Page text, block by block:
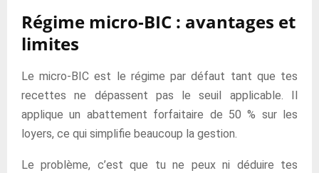
Régime micro-BIC : avantages et
limites
Le micro-BIC est le régime par défaut tant que tes
recettes ne dépassent pas le seuil applicable. Il
applique un abattement forfaitaire de 50 % sur les
loyers, ce qui simplifie beaucoup la gestion.
Le problème, c’est que tu ne peux ni déduire tes